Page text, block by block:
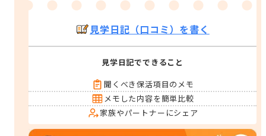
見学日記（口コミ）を書く
見学日記でできること
聞くべき保活項目のメモ
メモした内容を簡単比較
家族やパートナーにシェア